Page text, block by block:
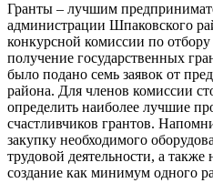
Гранты – лучшим
администрации Шпаковского
конкурсной комиссии по
получение государственных
было подано семь заявок от
района. Для членов комиссии
определить наиболее лучшие
счастливчиков грантов.
закупку необходимого
трудовой деятельности, а
создание как минимум одного